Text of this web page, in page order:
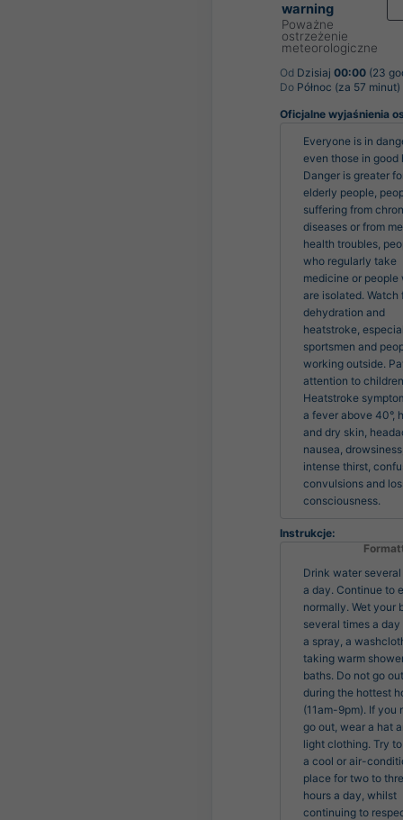
warning
Poważne
ostrzeżenie
meteorologiczne
Od Dzisiaj 00:00 (23
Do Północ (za 57 minut)
Oficjalne wyjaśnienia
Everyone is in
even those in good
Danger is greater
elderly people,
suffering from
diseases or from
health troubles,
who regularly take
medicine or people
are isolated. Watch
dehydration and
heatstroke,
sportsmen and
working outside.
attention to
Heatstroke
a fever above 40°,
and dry skin,
nausea,
intense thirst,
convulsions and
consciousness.
Instrukcje:
Drink water
a day. Continue to
normally. Wet your
several times a day
a spray, a
taking warm
baths. Do not go out
during the hottest
(11am-9pm). If you
go out, wear a hat
light clothing. Try
a cool or air-
place for two to
hours a day, whilst
continuing to